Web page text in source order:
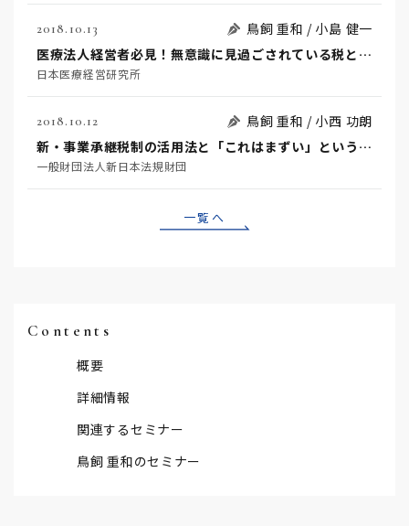
2018.10.13
鳥飼 重和 / 小島 健一
医療法人経営者必見！無意識に見過ごされている税と働の重要課題
日本医療経営研究所
2018.10.12
鳥飼 重和 / 小西 功朗
新・事業承継税制の活用法と「これはまずい」という落とし穴
一般財団法人新日本法規財団
一覧へ
Contents
概要
詳細情報
関連するセミナー
鳥飼 重和のセミナー